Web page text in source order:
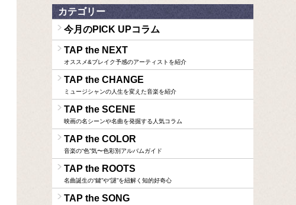
カテゴリー
今月のPICK UPコラム
TAP the NEXT
オススメ&ブレイク予感のアーティストを紹介
TAP the CHANGE
ミュージシャンの人生を変えた音楽を紹介
TAP the SCENE
映画の名シーンや名曲を発掘する人気コラム
TAP the COLOR
音楽の“色”気〜色彩別アルバムガイド
TAP the ROOTS
名曲誕生の“鍵”や“謎”を紐解く知的好奇心
TAP the SONG